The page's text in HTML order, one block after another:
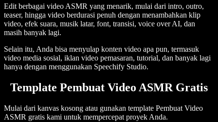
Edit berbagai video ASMR yang menarik, mulai dari intro, outro,
teaser, hingga video berdurasi penuh dengan menambahkan klip
video, efek suara, musik latar, font, transisi, voice over AI, dan
masih banyak lagi.
Selain itu, Anda bisa menyulap konten video apa pun, termasuk
video media sosial, iklan video pemasaran, tutorial, dan banyak lagi
hanya dengan menggunakan Speechify Studio.
Template Pembuat Video ASMR Gratis
Mulai dari kanvas kosong atau gunakan template Pembuat Video
ASMR gratis kami untuk mempercepat proyek Anda.